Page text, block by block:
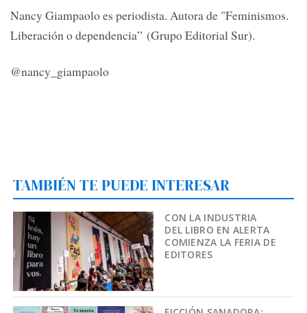
Nancy Giampaolo es periodista. Autora de "Feminismos.
Liberación o dependencia” (Grupo Editorial Sur).
@nancy_giampaolo
TAMBIÉN TE PUEDE INTERESAR
CON LA INDUSTRIA
DEL LIBRO EN ALERTA
COMIENZA LA FERIA DE
EDITORES